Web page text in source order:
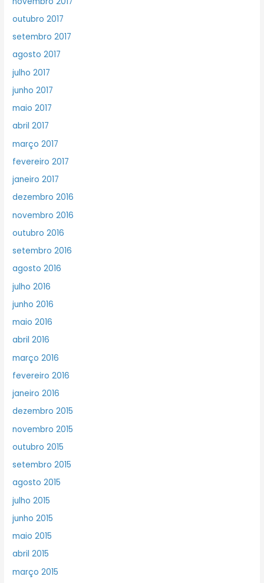
outubro 2017
setembro 2017
agosto 2017
julho 2017
junho 2017
maio 2017
abril 2017
março 2017
fevereiro 2017
janeiro 2017
dezembro 2016
novembro 2016
outubro 2016
setembro 2016
agosto 2016
julho 2016
junho 2016
maio 2016
abril 2016
março 2016
fevereiro 2016
janeiro 2016
dezembro 2015
novembro 2015
outubro 2015
setembro 2015
agosto 2015
julho 2015
junho 2015
maio 2015
abril 2015
março 2015